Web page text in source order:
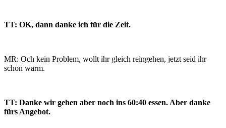
TT: OK, dann danke ich für die Zeit.
MR: Och kein Problem, wollt ihr gleich reingehen, jetzt seid ihr
schon warm.
TT: Danke wir gehen aber noch ins 60:40 essen. Aber danke
fürs Angebot.